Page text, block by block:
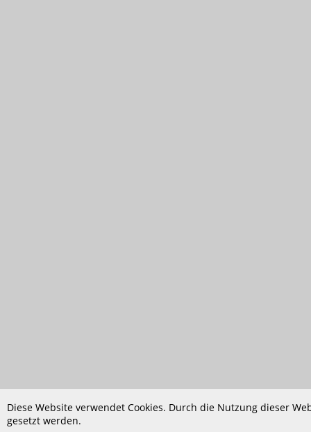
Diese Website verwendet Cookies. Durch die Nutzung dieser
gesetzt werden.